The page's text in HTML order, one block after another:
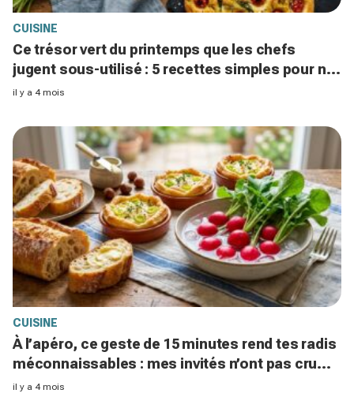
CUISINE
Ce trésor vert du printemps que les chefs
jugent sous-utilisé : 5 recettes simples pour ne
plus passer à côté
il y a 4 mois
CUISINE
À l’apéro, ce geste de 15 minutes rend tes radis
méconnaissables : mes invités n’ont pas cru
que c’étaient les mêmes
il y a 4 mois